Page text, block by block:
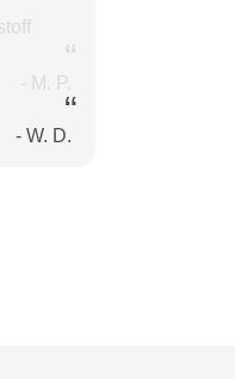
W. D.
M. P.